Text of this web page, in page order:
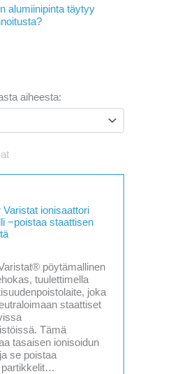
alumiinipinta täytyy
aiheesta:
ionisaattori
−poistaa staattisen
pöytämallinen
tuulettimella
joka
staattiset
Tämä
tasaisen ionisoidun
se poistaa
partikkelit…